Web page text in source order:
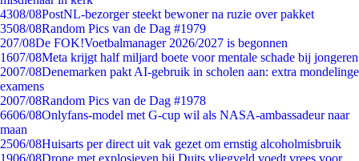
4308/08PostNL-bezorger steekt bewoner na ruzie over pakket
3508/08Random Pics van de Dag #1979
207/08De FOK!Voetbalmanager 2026/2027 is begonnen
1607/08Meta krijgt half miljard boete voor mentale schade bij jongeren
2007/08Denemarken pakt AI-gebruik in scholen aan: extra mondelinge
examens
2007/08Random Pics van de Dag #1978
6606/08Onlyfans-model met G-cup wil als NASA-ambassadeur naar
maan
2506/08Huisarts per direct uit vak gezet om ernstig alcoholmisbruik
1906/08Drone met explosieven bij Duits vliegveld voedt vrees voor